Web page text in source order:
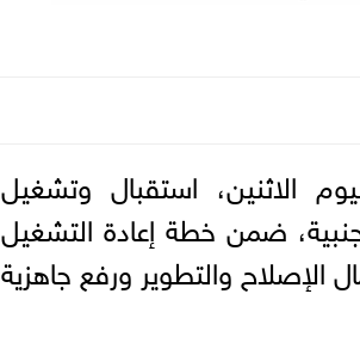
الاثنين، استقبال وتشغيل
ضمن خطة إعادة التشغيل
الإصلاح والتطوير ورفع جاهزية